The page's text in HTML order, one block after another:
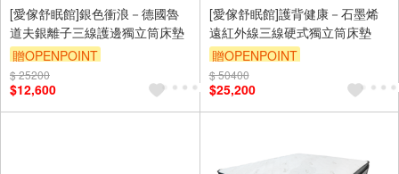
[愛傢舒眠館]銀色衝浪－德國魯
道夫銀離子三線護邊獨立筒床墊
贈OPENPOINT
$ 25200
$12,600
[愛傢舒眠館]護背健康－石墨烯
遠紅外線三線硬式獨立筒床墊
贈OPENPOINT
$ 50400
$25,200